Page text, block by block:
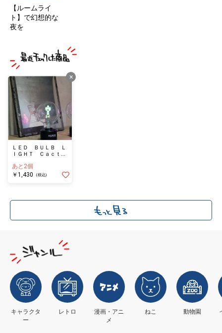
【ルームライ
ト】で幻想的な
夜を
×
ＬＥＤ ＢＵＬＢ Ｌ
ＩＧＨＴ Ｃａｃｔｕ
あと2個
￥1,430
(税込)
キャラクタ
ー
レトロ
漫画・アニ
メ
ねこ 動物園